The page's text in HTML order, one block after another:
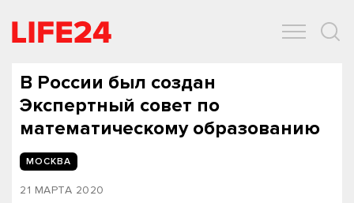
В России был создан
Экспертный совет по
математическому образованию
МОСКВА
21 МАРТА 2020